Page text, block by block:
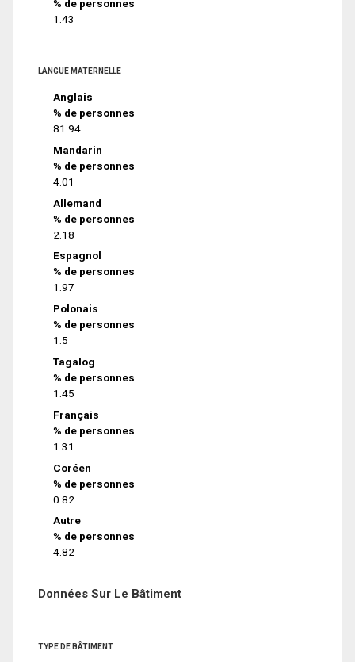
% de personnes
1.43
LANGUE MATERNELLE
Anglais
% de personnes
81.94
Mandarin
% de personnes
4.01
Allemand
% de personnes
2.18
Espagnol
% de personnes
1.97
Polonais
% de personnes
1.5
Tagalog
% de personnes
1.45
Français
% de personnes
1.31
Coréen
% de personnes
0.82
Autre
% de personnes
4.82
Données Sur Le Bâtiment
TYPE DE BÂTIMENT